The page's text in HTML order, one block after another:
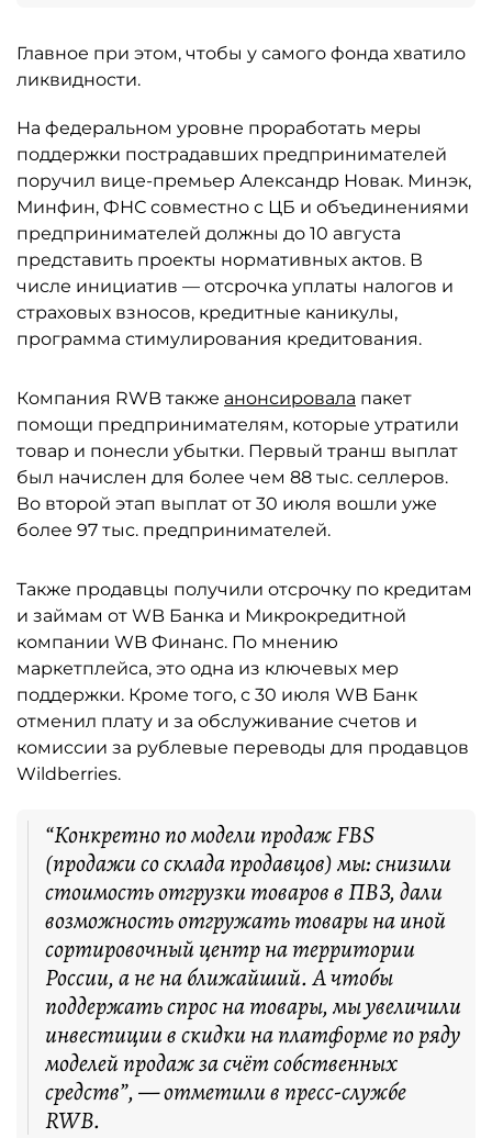
Главное при этом, чтобы у самого фонда хватило
ликвидности.
На федеральном уровне проработать меры
поддержки пострадавших предпринимателей
поручил вице-премьер Александр Новак. Минэк,
Минфин, ФНС совместно с ЦБ и объединениями
предпринимателей должны до 10 августа
представить проекты нормативных актов. В
числе инициатив — отсрочка уплаты налогов и
страховых взносов, кредитные каникулы,
программа стимулирования кредитования.
Компания RWB также анонсировала пакет
помощи предпринимателям, которые утратили
товар и понесли убытки. Первый транш выплат
был начислен для более чем 88 тыс. селлеров.
Во второй этап выплат от 30 июля вошли уже
более 97 тыс. предпринимателей.
Также продавцы получили отсрочку по кредитам
и займам от WB Банка и Микрокредитной
компании WB Финанс. По мнению
маркетплейса, это одна из ключевых мер
поддержки. Кроме того, с 30 июля WB Банк
отменил плату и за обслуживание счетов и
комиссии за рублевые переводы для продавцов
Wildberries.
“Конкретно по модели продаж FBS
(продажи со склада продавцов) мы: снизили
стоимость отгрузки товаров в ПВЗ, дали
возможность отгружать товары на иной
сортировочный центр на территории
России, а не на ближайший. А чтобы
поддержать спрос на товары, мы увеличили
инвестиции в скидки на платформе по ряду
моделей продаж за счёт собственных
средств”, — отметили в пресс-службе
RWB.